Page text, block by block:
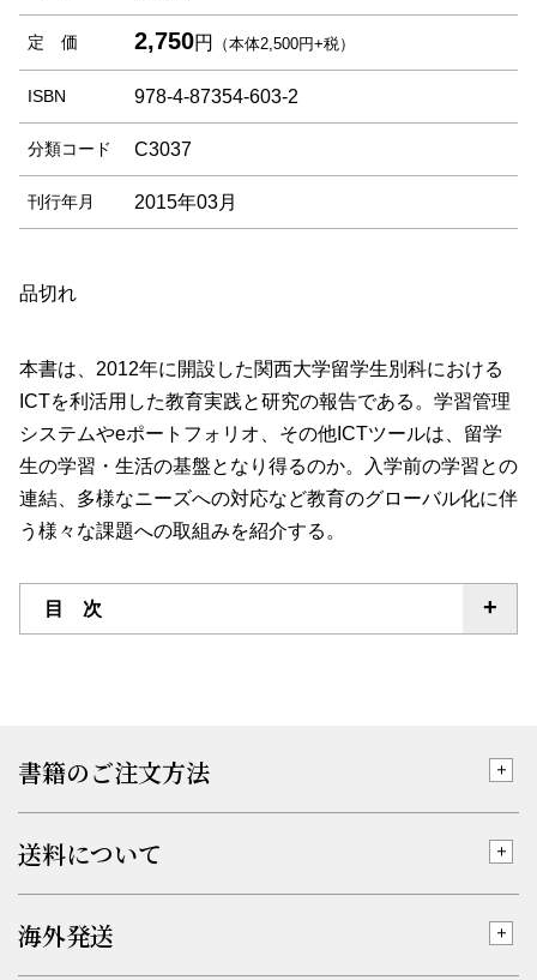
定 価 2,750円 （本体2,500円+税）
ISBN 978-4-87354-603-2
分類コード C3037
刊行年月 2015年03月
品切れ
本書は、2012年に開設した関西大学留学生別科における
ICTを利活用した教育実践と研究の報告である。学習管理
システムやeポートフォリオ、その他ICTツールは、留学
生の学習・生活の基盤となり得るのか。入学前の学習との
連結、多様なニーズへの対応など教育のグローバル化に伴
う様々な課題への取組みを紹介する。
目 次
書籍のご注文方法
送料について
海外発送